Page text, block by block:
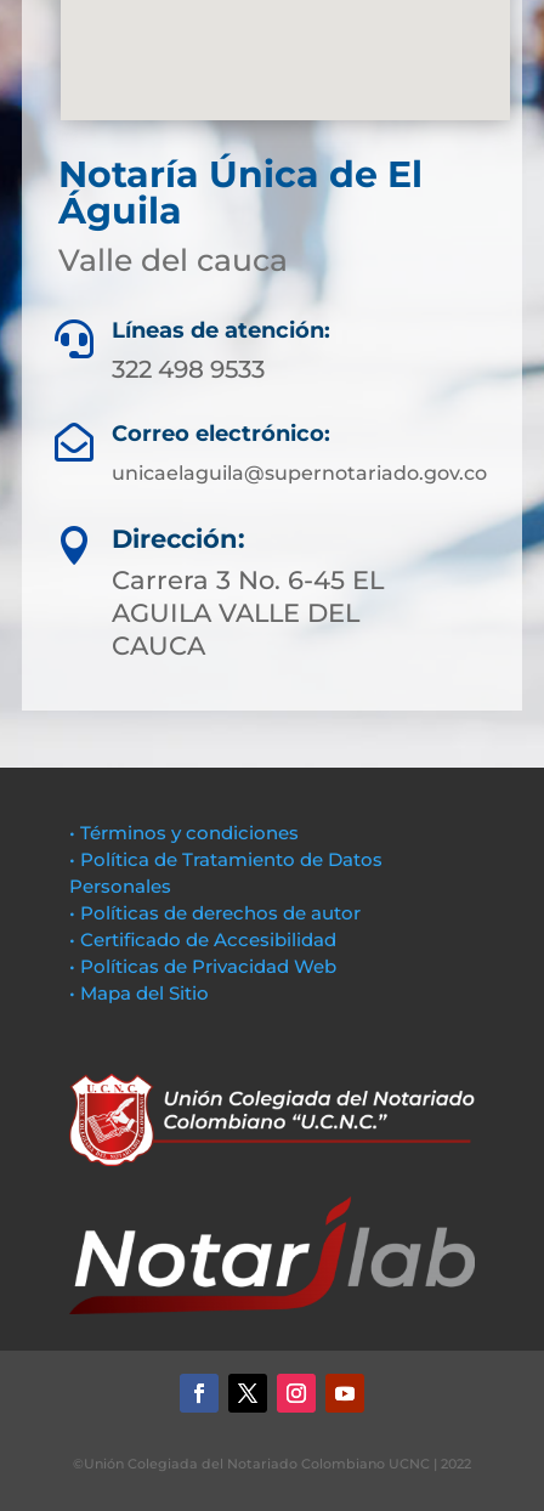
Notaría Única de El
Águila
Valle del cauca
 Líneas de atención:
322 498 9533
 Correo electrónico:
unicaelaguila@supernotariado.gov.co

Dirección:
Carrera 3 No. 6-45 EL
AGUILA VALLE DEL
CAUCA
• Términos y condiciones
• Política de Tratamiento de Datos
Personales
• Políticas de derechos de autor
• Certificado de Accesibilidad
• Políticas de Privacidad Web
• Mapa del Sitio
©Unión Colegiada del Notariado Colombiano UCNC | 2022